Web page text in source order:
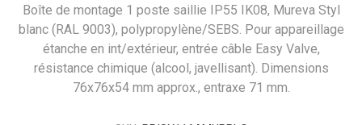
Boîte de montage 1 poste saillie IP55 IK08, Mureva Styl
blanc (RAL 9003), polypropylène/SEBS. Pour appareillage
étanche en int/extérieur, entrée câble Easy Valve,
résistance chimique (alcool, javellisant). Dimensions
76x76x54 mm approx., entraxe 71 mm.